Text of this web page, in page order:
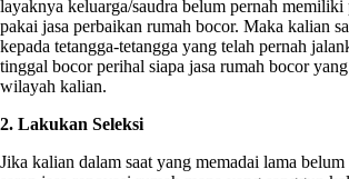
layaknya keluarga/saudra belum pernah memiliki
pakai jasa perbaikan rumah bocor. Maka kalian
kepada tetangga-tetangga yang telah pernah
tinggal bocor perihal siapa jasa rumah bocor
wilayah kalian.
2. Lakukan Seleksi
Jika kalian dalam saat yang memadai lama belum